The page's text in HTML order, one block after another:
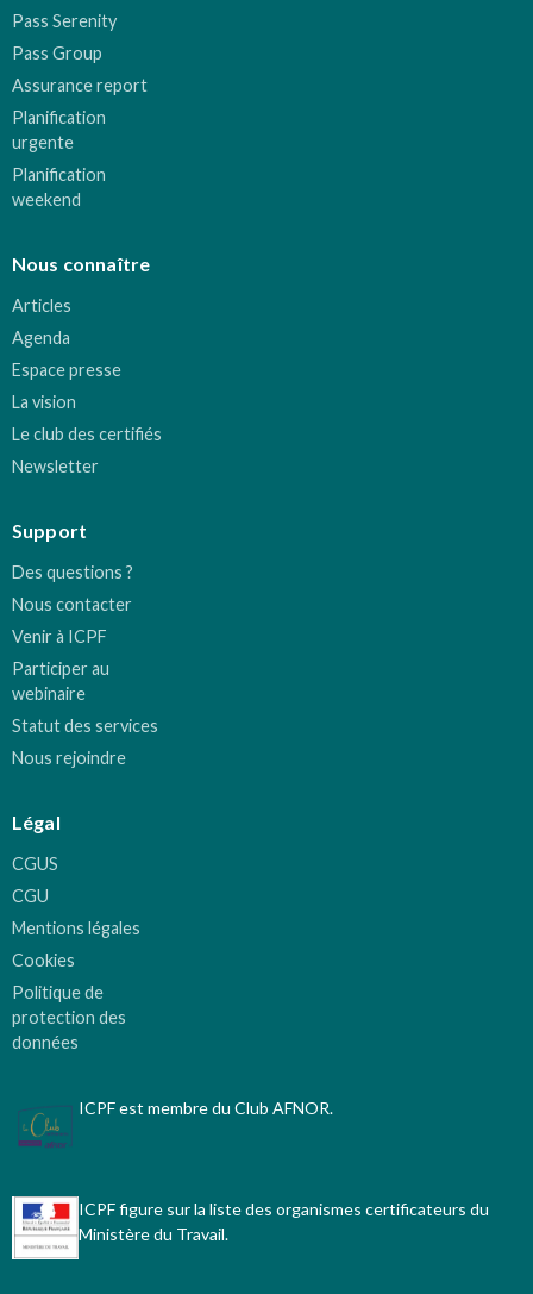
Pass Serenity
Pass Group
Assurance report
Planification
urgente
Planification
weekend
Nous connaître
Articles
Agenda
Espace presse
La vision
Le club des certifiés
Newsletter
Support
Des questions ?
Nous contacter
Venir à ICPF
Participer au
webinaire
Statut des services
Nous rejoindre
Légal
CGUS
CGU
Mentions légales
Cookies
Politique de
protection des
données
ICPF est membre du Club AFNOR.
ICPF figure sur la liste des organismes certificateurs du
Ministère du Travail.